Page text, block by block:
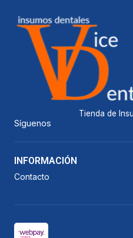
Tienda de
Síguenos
INFORMACIÓN
Contacto